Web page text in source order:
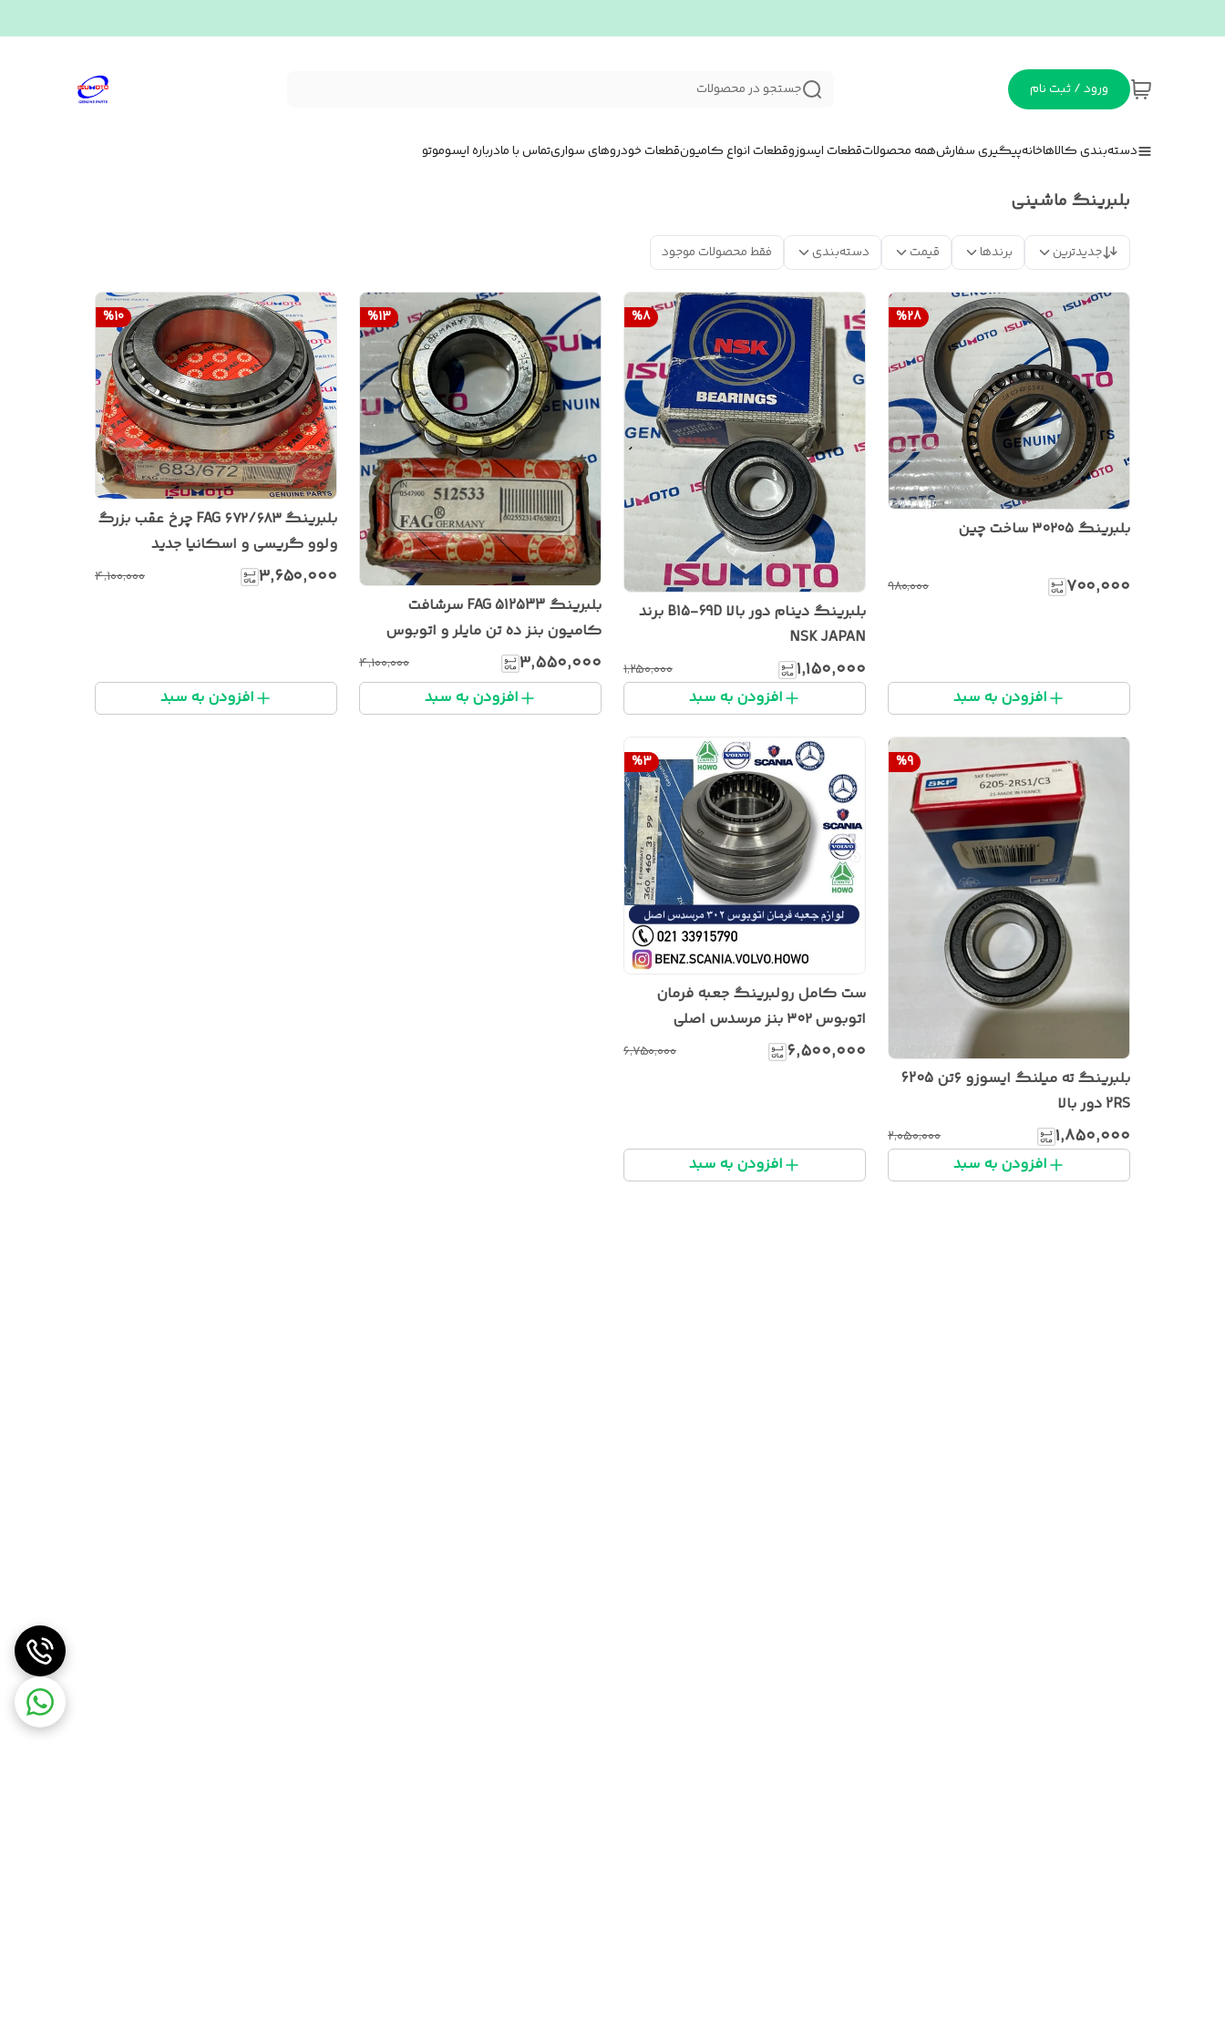
ورود / ثبت نام جستجو در محصولات
دسته‌بندی کالاهاخانهپیگیری سفارشهمه محصولاتقطعات ایسوزوقطعات انواع کامیونقطعات خودروهای سواریتماس با مادرباره ایسوموتو
بلبرینگ ماشینی
جدیدترین برندها قیمت دسته‌بندی فقط محصولات موجود
%28
بلبرینگ ۳۰۲۰۵ ساخت چین
۷۰۰٬۰۰۰ ۹۸۰٬۰۰۰
افزودن به سبد
%8
بلبرینگ دینام دور بالا B15-69D برند
NSK JAPAN
۱٬۱۵۰٬۰۰۰ ۱٬۲۵۰٬۰۰۰
افزودن به سبد
%13
بلبرینگ 512533 FAG سرشافت
کامیون بنز ده تن مایلر و اتوبوس
۳۰۲
۳٬۵۵۰٬۰۰۰ ۴٬۱۰۰٬۰۰۰
افزودن به سبد
%10
بلبرینگ ۶۷۲/۶۸۳ FAG چرخ عقب بزرگ
ولوو گریسی و اسکانیا جدید
۳٬۶۵۰٬۰۰۰ ۴٬۱۰۰٬۰۰۰
افزودن به سبد
%9
بلبرینگ ته میلنگ ایسوزو ۶تن 6205
2RS دور بالا
۱٬۸۵۰٬۰۰۰ ۲٬۰۵۰٬۰۰۰
افزودن به سبد
%3
ست کامل رولبرینگ جعبه فرمان
اتوبوس ۳۰۲ بنز مرسدس اصلی
۶٬۵۰۰٬۰۰۰ ۶٬۷۵۰٬۰۰۰
افزودن به سبد